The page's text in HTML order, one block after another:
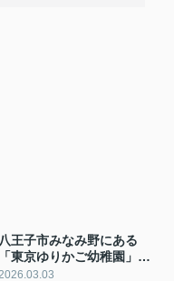
八王子市みなみ野にある
「東京ゆりかご幼稚園」概
要！教育の特徴もご紹介